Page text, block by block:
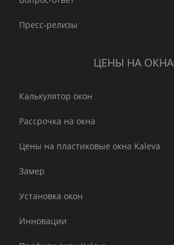
Пресс-релизы
ЦЕНЫ НА ОКНА
Калькулятор окон
Рассрочка на окна
Цены на пластиковые окна Kaleva
Замер
Установка окон
Инновации